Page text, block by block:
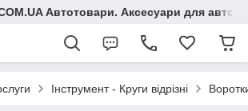
Автотовари. Аксесуари для авто
Інструмент - Круги відрізні